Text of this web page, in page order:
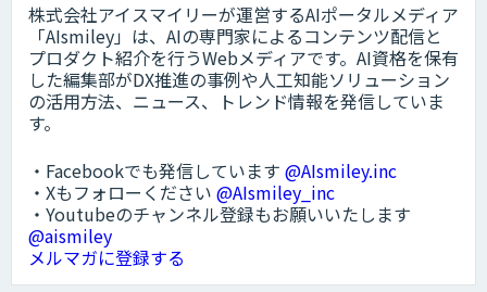
株式会社アイスマイリーが運営するAIポータルメディア
「AIsmiley」は、AIの専門家によるコンテンツ配信と
プロダクト紹介を行うWebメディアです。AI資格を保有
した編集部がDX推進の事例や人工知能ソリューション
の活用方法、ニュース、トレンド情報を発信していま
す。
・Facebookでも発信しています @AIsmiley.inc
・Xもフォローください @AIsmiley_inc
・Youtubeのチャンネル登録もお願いいたします
@aismiley
メルマガに登録する